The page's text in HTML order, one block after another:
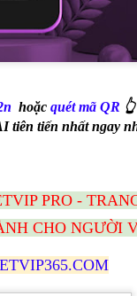
hoặc quét mã QR
tiên tiến nhất ngay
PRO -
CHO NGƯỜI